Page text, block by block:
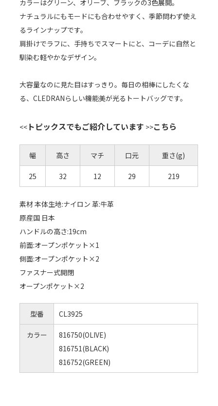
カラーはグリーン、オリーブ、ブラックの3色展開。
ナチュラルにもモードにも合わせやすく、季節問わず使え
るラインナップです。
肩掛けでラフに、手持ちでスマートにと、コーデに自然と
馴染む軽やかなデザイン。
大容量なのに見た目はすっきり。毎日の相棒にしたくな
る、CLEDRANらしい機能美が光るトートバッグです。
<< トピックスでもご紹介しています >>こちら
幅 高さ マチ 口元 重さ(g)
25 32 12 29 219
素材 本体生地:ナイロン 革:牛革
原産国 日本
ハンドルの高さ:19cm
前面:オープンポケット×1
側面:オープンポケット×2
ファスナー式開閉
オープンポケット×2
型番 CL3925
カラー
816750(OLIVE)
816751(BLACK)
816752(GREEN)